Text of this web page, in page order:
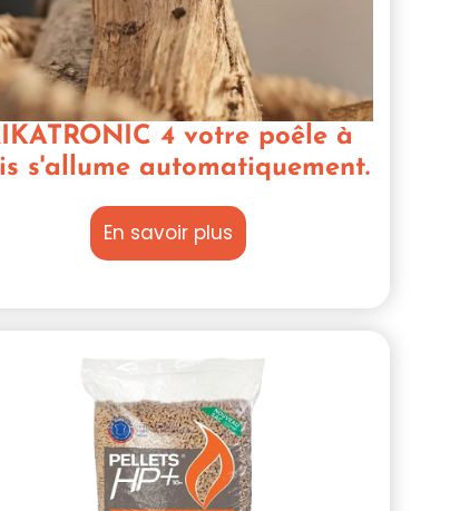
4 votre poêle à
s'allume automatiquement.
En savoir plus